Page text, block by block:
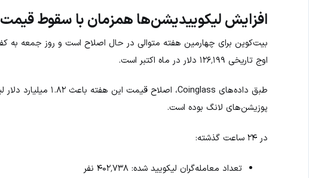
افزایش لیکوییدیشن‌ها همزمان با سقوط قیمت
اوج تاریخی ۱۲۶٬۱۹۹ دلار در ماه اکتبر است.
پوزیشن‌های لانگ بوده است.
در ۲۴ ساعت گذشته:
تعداد معامله‌گران لیکویید شده: ۴۰۲٬۷۳۸ نفر